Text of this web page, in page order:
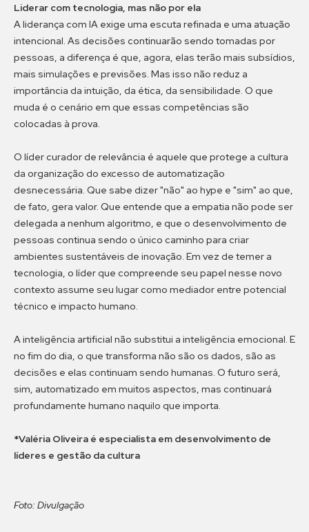
Liderar com tecnologia, mas não por ela
A liderança com IA exige uma escuta refinada e uma atuação
intencional. As decisões continuarão sendo tomadas por
pessoas, a diferença é que, agora, elas terão mais subsídios,
mais simulações e previsões. Mas isso não reduz a
importância da intuição, da ética, da sensibilidade. O que
muda é o cenário em que essas competências são
colocadas à prova.
O líder curador de relevância é aquele que protege a cultura
da organização do excesso de automatização
desnecessária. Que sabe dizer "não" ao hype e "sim" ao que,
de fato, gera valor. Que entende que a empatia não pode ser
delegada a nenhum algoritmo, e que o desenvolvimento de
pessoas continua sendo o único caminho para criar
ambientes sustentáveis de inovação. Em vez de temer a
tecnologia, o líder que compreende seu papel nesse novo
contexto assume seu lugar como mediador entre potencial
técnico e impacto humano.
A inteligência artificial não substitui a inteligência emocional. E
no fim do dia, o que transforma não são os dados, são as
decisões e elas continuam sendo humanas. O futuro será,
sim, automatizado em muitos aspectos, mas continuará
profundamente humano naquilo que importa.
*Valéria Oliveira é especialista em desenvolvimento de
líderes e gestão da cultura
Foto: Divulgação